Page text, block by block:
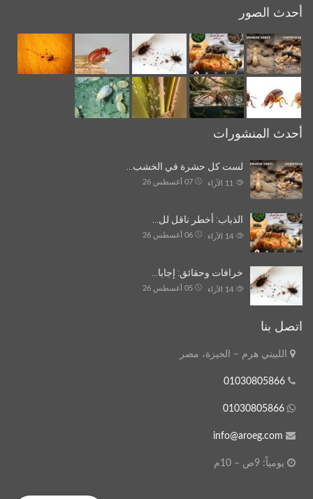
أحدث الصور
أحدث المنشورات
لست كل حشرة في الخشب…
07 أغسطس 26 الآراء
الذباب: أخطر ناقل لل…
06 أغسطس 26 الآراء
خرافات وحقائق: إجابا…
05 أغسطس 26 الآراء
اتصل بنا
اللبيني هرم – الجيزة، مصر
01030805866
01030805866
info@aroeg.com
يومياً: 9ص – 10م